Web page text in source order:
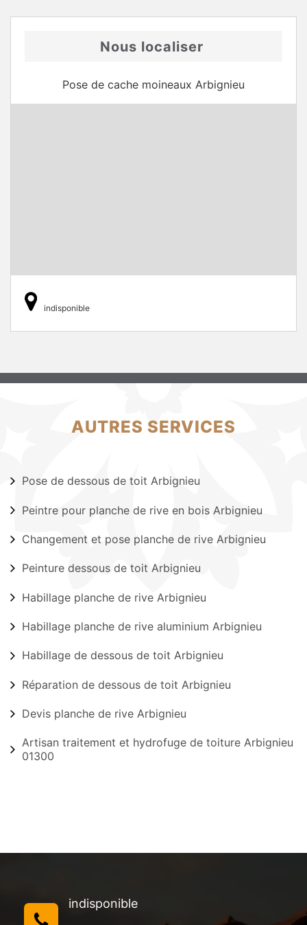
Nous localiser
Pose de cache moineaux Arbignieu
indisponible
AUTRES SERVICES
Pose de dessous de toit Arbignieu
Peintre pour planche de rive en bois Arbignieu
Changement et pose planche de rive Arbignieu
Peinture dessous de toit Arbignieu
Habillage planche de rive Arbignieu
Habillage planche de rive aluminium Arbignieu
Habillage de dessous de toit Arbignieu
Réparation de dessous de toit Arbignieu
Devis planche de rive Arbignieu
Artisan traitement et hydrofuge de toiture Arbignieu
01300
indisponible